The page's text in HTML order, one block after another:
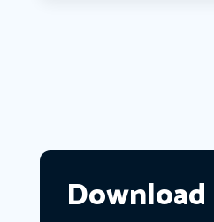
Download